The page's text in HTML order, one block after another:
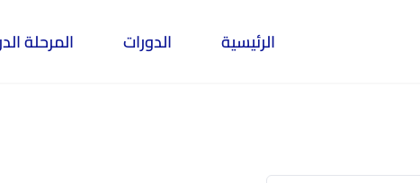
الرئيسية الدورات المرحلة